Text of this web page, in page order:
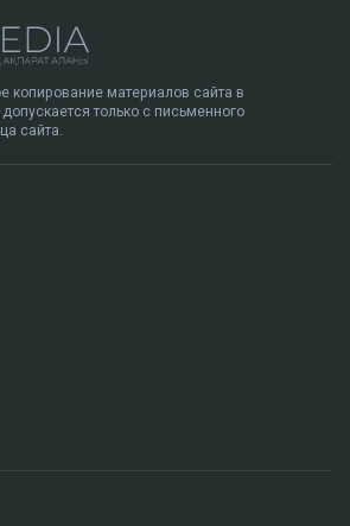
копирование материалов сайта в
только с письменного
сайта.